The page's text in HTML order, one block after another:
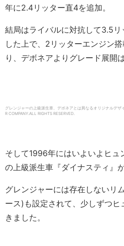
年に2.4リッター直4を追加。
結局はライバルに対抗して3.5
した上で、2リッターエンジン
り、デボネアよりグレード展開
グレンジャーの上級派生車、デボネアとは異なるオリジナルデ
R COMPANY.ALL RIGHTS RESERVED.
そして1996年にはいよいよヒュ
の上級派生車『ダイナスティ』が
グレンジャーには存在しないリ
ース)も設定されて、少しずつ
きました。